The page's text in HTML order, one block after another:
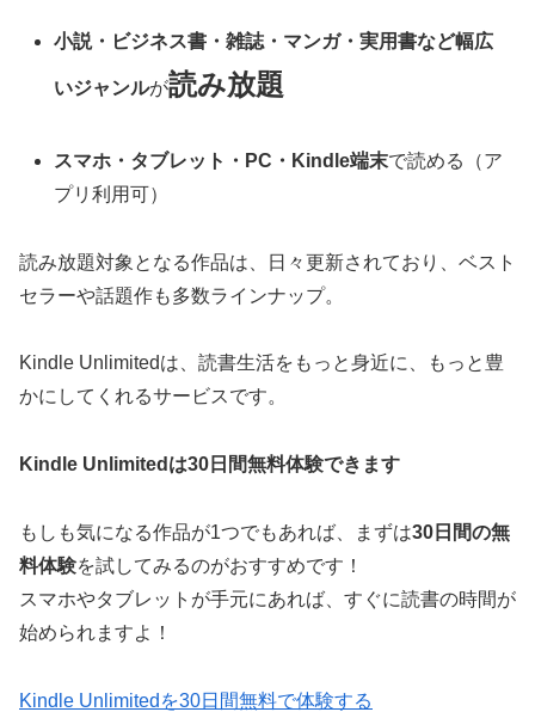
小説・ビジネス書・雑誌・マンガ・実用書など幅広
いジャンルが読み放題
スマホ・タブレット・PC・Kindle端末で読める（ア
プリ利用可）
読み放題対象となる作品は、日々更新されており、ベスト
セラーや話題作も多数ラインナップ。
Kindle Unlimitedは、読書生活をもっと身近に、もっと豊
かにしてくれるサービスです。
Kindle Unlimitedは30日間無料体験できます
もしも気になる作品が1つでもあれば、まずは30日間の無
料体験を試してみるのがおすすめです！
スマホやタブレットが手元にあれば、すぐに読書の時間が
始められますよ！
Kindle Unlimitedを30日間無料で体験する